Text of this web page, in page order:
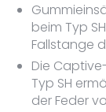
beim Typ
Fallstange
Die
Typ SH
der Feder